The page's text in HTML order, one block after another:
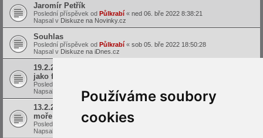
Používáme soubory
cookies
Jaromír Petřík
Poslední příspěvek od Půlkrabí « ned 06. bře 2022 8:38:21
Napsal v Diskuze na Novinky.cz
Souhlas
Poslední příspěvek od Půlkrabí « sob 05. bře 2022 18:50:28
Napsal v Diskuze na iDnes.cz
19.2.2022 Fotky nočního přesunu do Ruska: Děti, ženy a staří
jako figurky ve hře jiných
Poslední příspěvek od
Napsal v
Diskuze na Novinky.cz
13.2.2022 Ruská ponorka proplula Bosporem do Černého
moře
Poslední příspěvek od Půlkrabí«ned 13. úno 2022 20:11:53
Napsal v